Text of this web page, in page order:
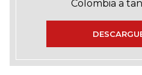
Colombia a